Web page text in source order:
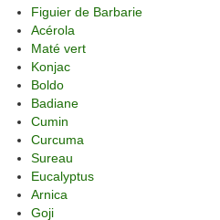
Figuier de Barbarie
Acérola
Maté vert
Konjac
Boldo
Badiane
Cumin
Curcuma
Sureau
Eucalyptus
Arnica
Goji